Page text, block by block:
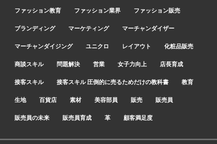
ファッション教育 ファッション業界 ファッション販売
ブランディング マーケティング マーチャンダイザー
マーチャンダイジング ユニクロ レイアウト 化粧品販売
商談スキル 問題解決 営業 女子力向上 店長育成
接客スキル 接客スキル 圧倒的に売るためだけの教科書 教育
生地 百貨店 素材 美容部員 販売 販売員
販売員の未来 販売員育成 革 顧客満足度